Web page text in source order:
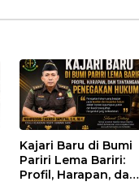
Kajari Baru di Bumi
Pariri Lema Bariri:
Profil, Harapan, dan